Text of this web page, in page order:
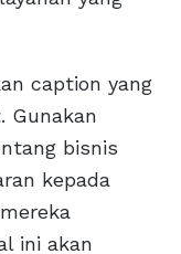
caption yang
Gunakan
bisnis
kepada
ini akan